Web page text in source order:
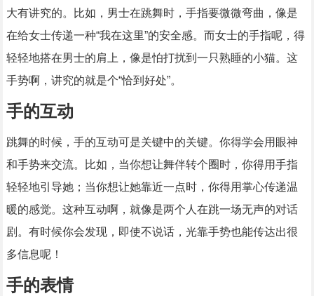
大有讲究的。比如，男士在跳舞时，手指要微微弯曲，像是
在给女士传递一种“我在这里”的安全感。而女士的手指呢，得
轻轻地搭在男士的肩上，像是怕打扰到一只熟睡的小猫。这
手势啊，讲究的就是个“恰到好处”。
手的互动
跳舞的时候，手的互动可是关键中的关键。你得学会用眼神
和手势来交流。比如，当你想让舞伴转个圈时，你得用手指
轻轻地引导她；当你想让她靠近一点时，你得用掌心传递温
暖的感觉。这种互动啊，就像是两个人在跳一场无声的对话
剧。有时候你会发现，即使不说话，光靠手势也能传达出很
多信息呢！
手的表情